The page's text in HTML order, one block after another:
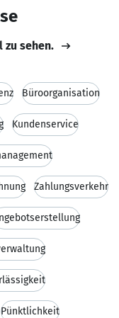
zu sehen.
Büroorganisation
Kundenservice
Zahlungsverkehr
Pünktlichkeit